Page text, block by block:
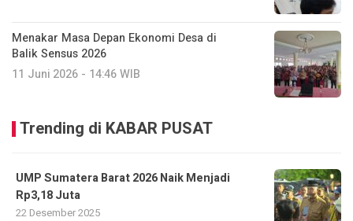
Menakar Masa Depan Ekonomi Desa di
Balik Sensus 2026
11 Juni 2026 - 14:46 WIB
Trending di KABAR PUSAT
UMP Sumatera Barat 2026 Naik Menjadi
Rp3,18 Juta
22 Desember 2025